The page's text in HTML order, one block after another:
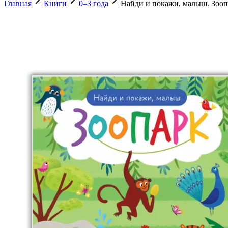
Главная Книги 0–3 года Найди и покажи, малыш.